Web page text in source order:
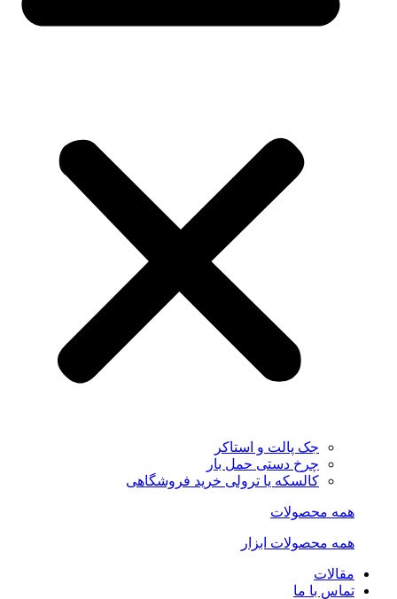
جک پالت و استاکر
چرخ دستی حمل بار
کالسکه یا ترولی خرید فروشگاهی
همه محصولات
همه محصولات ابزار
مقالات
تماس با ما